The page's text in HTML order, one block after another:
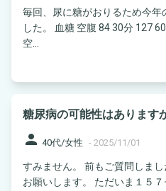
毎回、尿に糖がおりるため今年
した。 血糖 空腹 84 30分 127 60分 130
空...
糖尿病の可能性はあります
person 40代/女性 - 2025/11/01
すみません。 前もご質問しま
お願いします。 ただいま１５７センチ70キロです。 痩せて4